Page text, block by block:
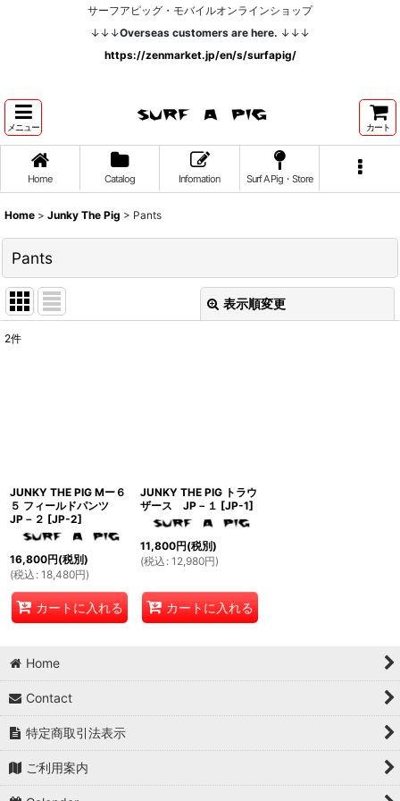
サーフアピッグ・モバイルオンラインショップ
↓↓↓Overseas customers are here. ↓↓↓
https://zenmarket.jp/en/s/surfapig/
メニュー カート
Home Catalog Infomation Surf A Pig・Store
Home > Junky The Pig > Pants
Pants
表示順変更
2件
JUNKY THE PIG Mー６
５ フィールドパンツ
JP－２ [JP-2]
16,800円(税別)
(税込 : 18,480円)
カートに入れる
JUNKY THE PIG トラウ
ザース JP－１ [JP-1]
11,800円(税別)
(税込 : 12,980円)
カートに入れる
Home
Contact
特定商取引法表示
ご利用案内